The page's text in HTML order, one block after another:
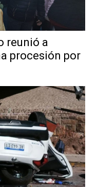
reunió a
procesión por